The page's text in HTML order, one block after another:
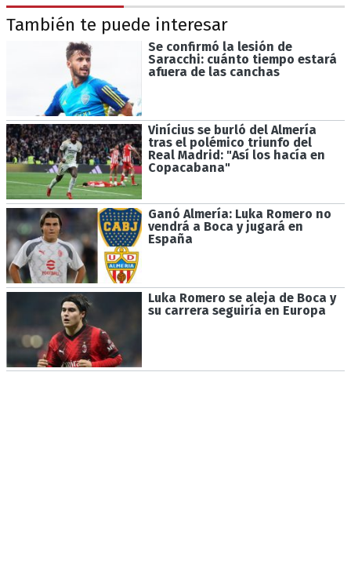
También te puede interesar
Se confirmó la lesión de
Saracchi: cuánto tiempo estará
afuera de las canchas
Vinícius se burló del Almería
tras el polémico triunfo del
Real Madrid: "Así los hacía en
Copacabana"
Ganó Almería: Luka Romero no
vendrá a Boca y jugará en
España
Luka Romero se aleja de Boca y
su carrera seguiría en Europa